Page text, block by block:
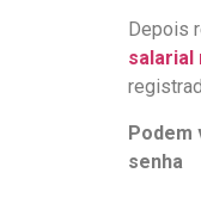
Depois
salarial
Podem
senha